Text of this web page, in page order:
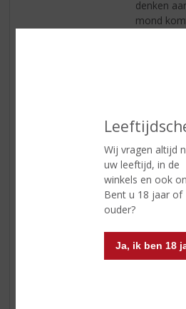
Wij vragen altijd
uw leeftijd, in de
winkels en ook
Bent u 18 jaar of
ouder?
Ja, ik ben 18
denken
mond
whisky
De
kaneel en